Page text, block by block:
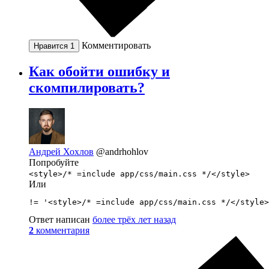
Нравится 1 Комментировать
Как обойти ошибку и
скомпилировать?
Андрей Хохлов @andrhohlov
Попробуйте
<style>/* =include app/css/main.css */</style>
Или
!= '<style>/* =include app/css/main.css */</
Ответ написан более трёх лет назад
2 комментария